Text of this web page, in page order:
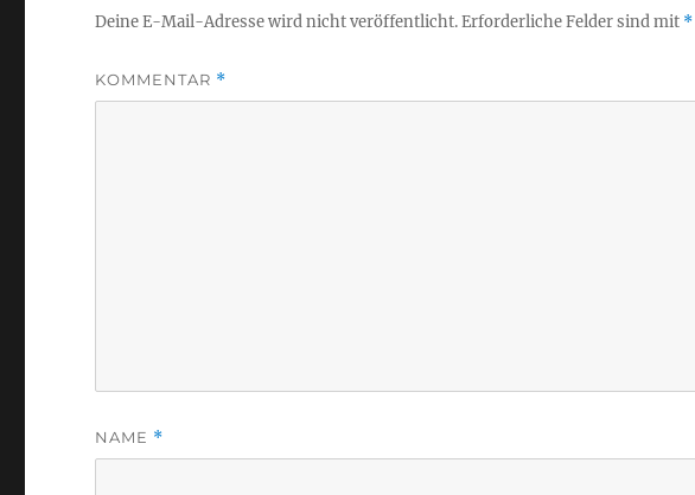
Deine E-Mail-Adresse wird nicht veröffentlicht.Erforderliche Felder sind mit *
KOMMENTAR *
NAME *